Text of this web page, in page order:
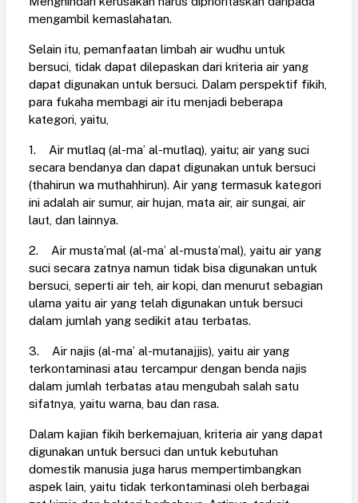
mengambil kemaslahatan.
Selain itu, pemanfaatan limbah air wudhu untuk
bersuci, tidak dapat dilepaskan dari kriteria air yang
dapat digunakan untuk bersuci. Dalam perspektif fikih,
para fukaha membagi air itu menjadi beberapa
kategori, yaitu,
1. Air mutlaq (al-ma’ al-mutlaq), yaitu; air yang suci
secara bendanya dan dapat digunakan untuk bersuci
(thahirun wa muthahhirun). Air yang termasuk kategori
ini adalah air sumur, air hujan, mata air, air sungai, air
laut, dan lainnya.
2. Air musta’mal (al-ma’ al-musta’mal), yaitu air yang
suci secara zatnya namun tidak bisa digunakan untuk
bersuci, seperti air teh, air kopi, dan menurut sebagian
ulama yaitu air yang telah digunakan untuk bersuci
dalam jumlah yang sedikit atau terbatas.
3. Air najis (al-ma’ al-mutanajjis), yaitu air yang
terkontaminasi atau tercampur dengan benda najis
dalam jumlah terbatas atau mengubah salah satu
sifatnya, yaitu warna, bau dan rasa.
Dalam kajian fikih berkemajuan, kriteria air yang dapat
digunakan untuk bersuci dan untuk kebutuhan
domestik manusia juga harus mempertimbangkan
aspek lain, yaitu tidak terkontaminasi oleh berbagai